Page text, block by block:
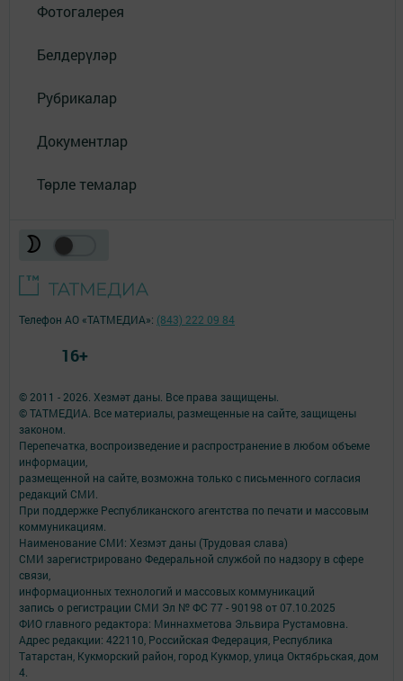
Фотогалерея
Белдерүләр
Рубрикалар
Документлар
Төрле темалар
© 2011 - 2026. Хезмәт даны. Все права защищены.
© ТАТМЕДИА. Все материалы, размещенные на сайте, защищены
законом.
Перепечатка, воспроизведение и распространение в любом объеме
информации,
размещенной на сайте, возможна только с письменного согласия
редакций СМИ.
При поддержке Республиканского агентства по печати и массовым
коммуникациям.
Наименование СМИ: Хезмэт даны (Трудовая слава)
СМИ зарегистрировано Федеральной службой по надзору в сфере
связи,
информационных технологий и массовых коммуникаций
запись о регистрации СМИ Эл № ФС 77 - 90198 от 07.10.2025
ФИО главного редактора: Миннахметова Эльвира Рустамовна.
Адрес редакции: 422110, Российская Федерация, Республика
Татарстан, Кукморский район, город Кукмор, улица Октябрьская, дом
4.
Телефон АО «ТАТМЕДИА»: (843) 222 09 84
16+